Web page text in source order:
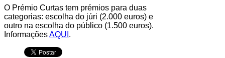
O Prémio Curtas tem prémios para duas
categorias: escolha do júri (2.000 euros) e
outro na escolha do público (1.500 euros).
InformaçõesAQUI .